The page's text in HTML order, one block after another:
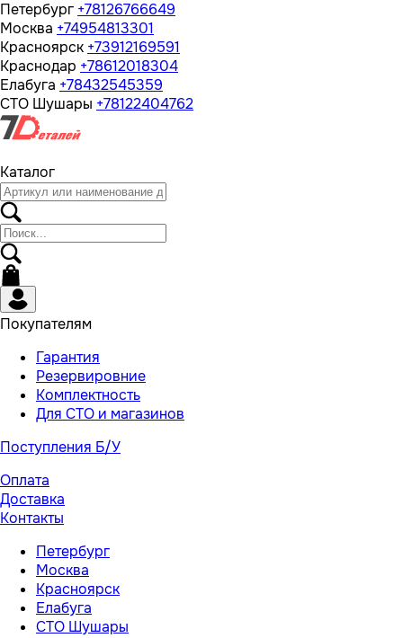
Петербург +78126766649
Москва +74954813301
Красноярск +73912169591
Краснодар +78612018304
Елабуга +78432545359
СТО Шушары +78122404762
Каталог
Покупателям
Гарантия
Резервировние
Комплектность
Для СТО и магазинов
Поступления Б/У
Оплата
Доставка
Контакты
Петербург
Москва
Красноярск
Елабуга
СТО Шушары